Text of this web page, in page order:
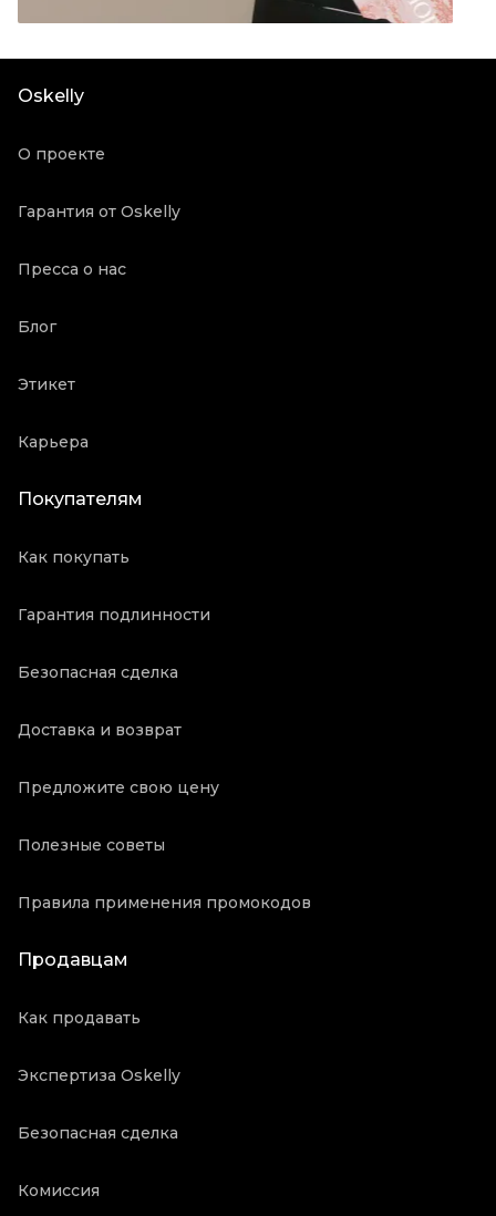
Хлопок
Продавец
Oskelly
О проекте
Гарантия от Oskelly
Пресса о нас
Блог
Этикет
Карьера
Покупателям
Как покупать
Гарантия подлинности
Безопасная сделка
Доставка и возврат
Предложите свою цену
Полезные советы
Правила применения промокодов
Продавцам
Как продавать
Экспертиза Oskelly
Безопасная сделка
Комиссия